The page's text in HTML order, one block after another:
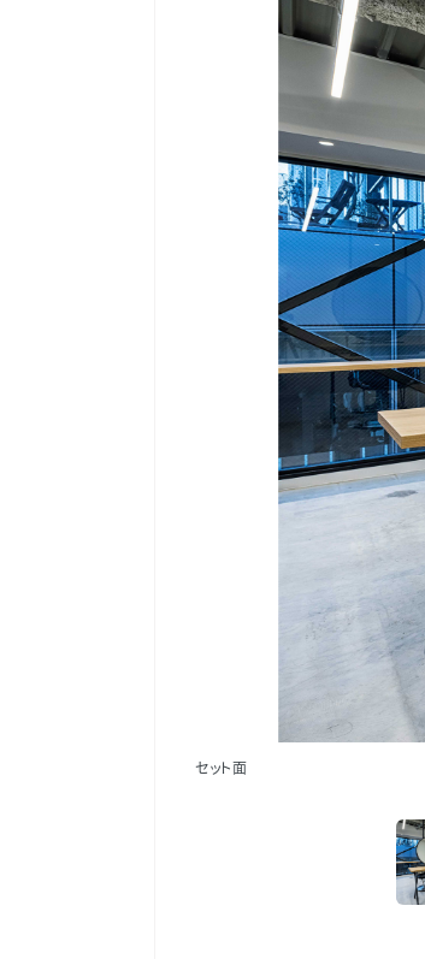
セット面